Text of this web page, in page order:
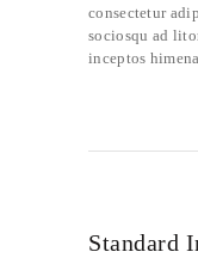
consectetur
sociosqu ad
inceptos
Standard